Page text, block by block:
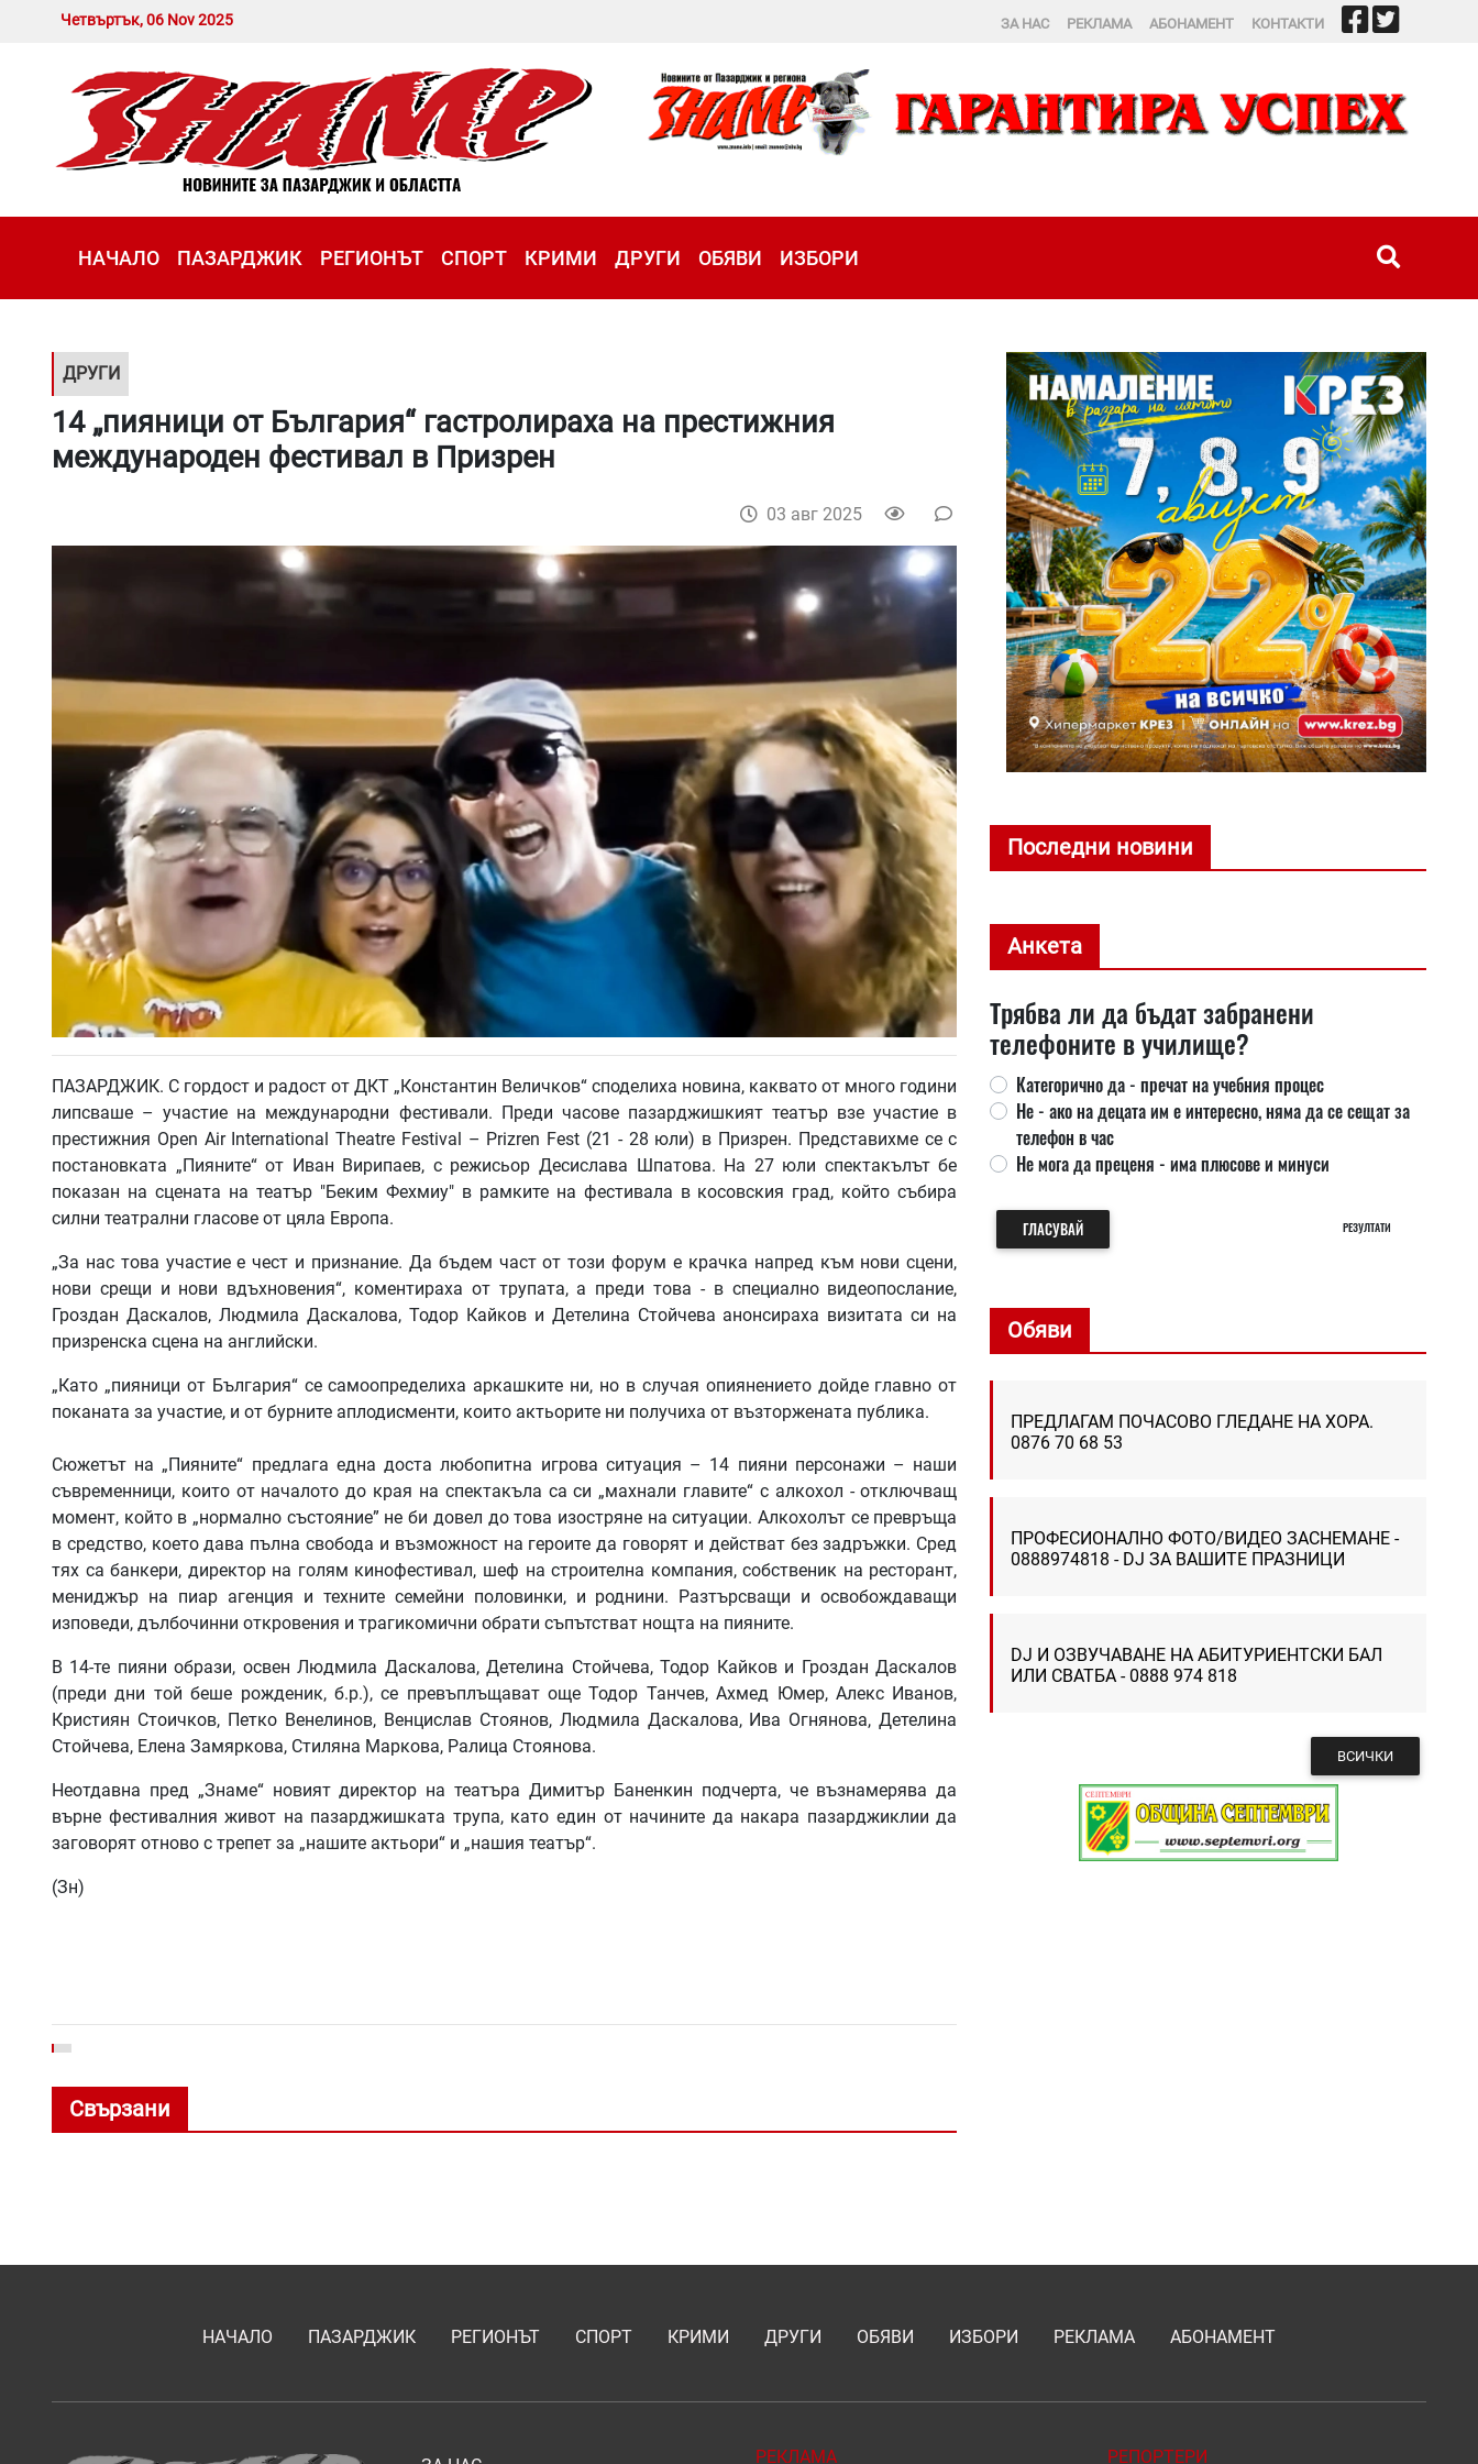
Четвъртък, 06 Nov 2025 ЗА НАС РЕКЛАМА АБОНАМЕНТ КОНТАКТИ
НАЧАЛО ПАЗАРДЖИК РЕГИОНЪТ СПОРТ КРИМИ ДРУГИ ОБЯВИ ИЗБОРИ
ДРУГИ
14 „пияници от България“ гастролираха на престижния
международен фестивал в Призрен
03 авг 2025
ПАЗАРДЖИК. С гордост и радост от ДКТ „Константин Величков“ споделиха новина, каквато от много години
липсваше – участие на международни фестивали. Преди часове пазарджишкият театър взе участие в
престижния Open Air International Theatre Festival – Prizren Fest (21 - 28 юли) в Призрен. Представихме се с
постановката „Пияните“ от Иван Вирипаев, с режисьор Десислава Шпатова. На 27 юли спектакълът бе
показан на сцената на театър "Беким Фехмиу" в рамките на фестивала в косовския град, който събира
силни театрални гласове от цяла Европа.
„За нас това участие е чест и признание. Да бъдем част от този форум е крачка напред към нови сцени,
нови срещи и нови вдъхновения“, коментираха от трупата, а преди това - в специално видеопослание,
Гроздан Даскалов, Людмила Даскалова, Тодор Кайков и Детелина Стойчева анонсираха визитата си на
призренска сцена на английски.
„Като „пияници от България“ се самоопределиха аркашките ни, но в случая опиянението дойде главно от
поканата за участие, и от бурните аплодисменти, които актьорите ни получиха от възторжената публика.
Сюжетът на „Пияните“ предлага една доста любопитна игрова ситуация – 14 пияни персонажи – наши
съвременници, които от началото до края на спектакъла са си „махнали главите“ с алкохол - отключващ
момент, който в „нормално състояние” не би довел до това изостряне на ситуации. Алкохолът се превръща
в средство, което дава пълна свобода и възможност на героите да говорят и действат без задръжки. Сред
тях са банкери, директор на голям кинофестивал, шеф на строителна компания, собственик на ресторант,
мениджър на пиар агенция и техните семейни половинки, и роднини. Разтърсващи и освобождаващи
изповеди, дълбочинни откровения и трагикомични обрати съпътстват нощта на пияните.
В 14-те пияни образи, освен Людмила Даскалова, Детелина Стойчева, Тодор Кайков и Гроздан Даскалов
(преди дни той беше рожденик, б.р.), се превъплъщават още Тодор Танчев, Ахмед Юмер, Алекс Иванов,
Кристиян Стоичков, Петко Венелинов, Венцислав Стоянов, Людмила Даскалова, Ива Огнянова, Детелина
Стойчева, Елена Замяркова, Стиляна Маркова, Ралица Стоянова.
Неотдавна пред „Знаме“ новият директор на театъра Димитър Баненкин подчерта, че възнамерява да
върне фестивалния живот на пазарджишката трупа, като един от начините да накара пазарджиклии да
заговорят отново с трепет за „нашите актьори“ и „нашия театър“.
(Зн)
Свързани
Последни новини
Анкета
Трябва ли да бъдат забранени
телефоните в училище?
Категорично да - пречат на учебния процес
Не - ако на децата им е интересно, няма да се сещат за
телефон в час
Не мога да преценя - има плюсове и минуси
ГЛАСУВАЙ РЕЗУЛТАТИ
Обяви
ПРЕДЛАГАМ ПОЧАСОВО ГЛЕДАНЕ НА ХОРА.
0876 70 68 53
ПРОФЕСИОНАЛНО ФОТО/ВИДЕО ЗАСНЕМАНЕ -
0888974818 - DJ ЗА ВАШИТЕ ПРАЗНИЦИ
DJ И ОЗВУЧАВАНЕ НА АБИТУРИЕНТСКИ БАЛ
ИЛИ СВАТБА - 0888 974 818
ВСИЧКИ
НАЧАЛО ПАЗАРДЖИК РЕГИОНЪТ СПОРТ КРИМИ ДРУГИ ОБЯВИ ИЗБОРИ РЕКЛАМА АБОНАМЕНТ
РЕКЛАМА РЕПОРТЕРИ